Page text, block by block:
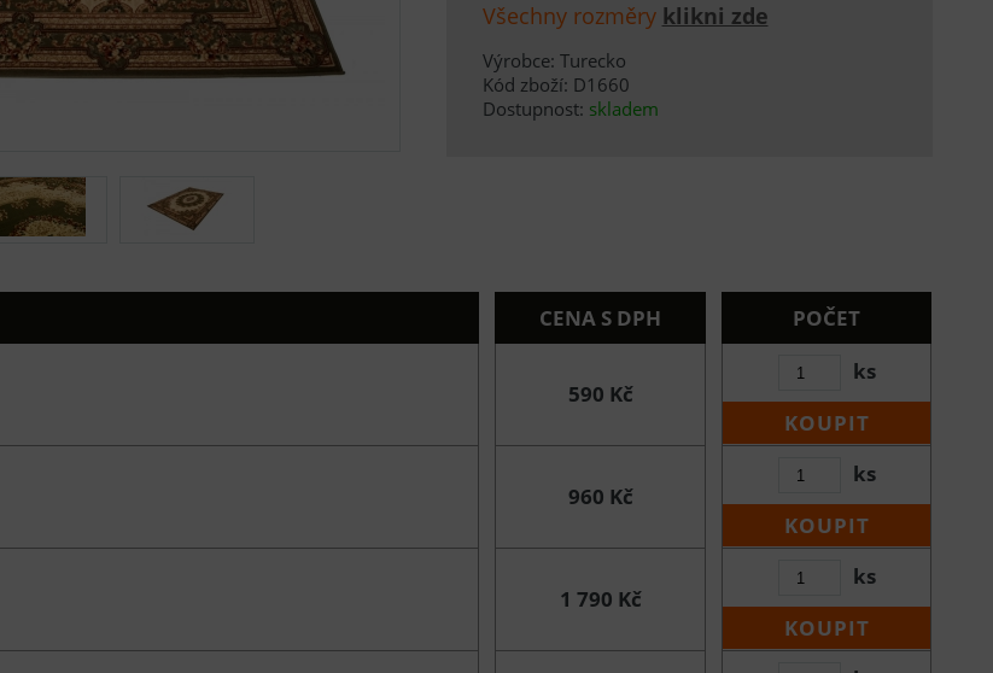
Všechny rozměry klikni zde
Výrobce: Turecko
Kód zboží: D1660
Dostupnost: skladem
CENA S DPH POČET
590 Kč
ks
KOUPIT
960 Kč
ks
KOUPIT
1 790 Kč
ks
KOUPIT